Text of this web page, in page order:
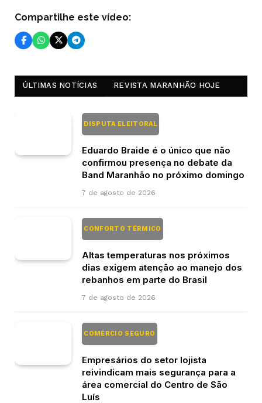
Compartilhe este vídeo:
ÚLTIMAS NOTÍCIAS REVISTA MARANHÃO HOJE
DISPUTA ELEITORAL
Eduardo Braide é o único que não
confirmou presença no debate da
Band Maranhão no próximo domingo
7 de agosto de 2026
CONFORTO TÉRMICO
Altas temperaturas nos próximos
dias exigem atenção ao manejo dos
rebanhos em parte do Brasil
7 de agosto de 2026
COMÉRCIO SEGURO
Empresários do setor lojista
reivindicam mais segurança para a
área comercial do Centro de São
Luís